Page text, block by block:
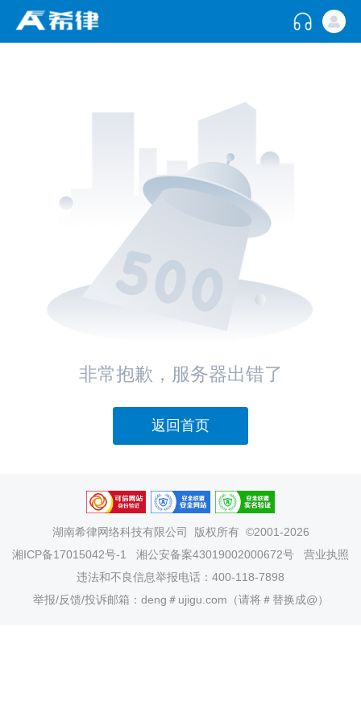
非常抱歉，服务器出错了
返回首页
湖南希律网络科技有限公司
版权所有 ©2001-2026
湘ICP备17015042号-1
湘公安备案43019002000672号
营业执照
违法和不良信息举报电话：400-118-7898
举报/反馈/投诉邮箱：deng＃ujigu.com（请将＃替换成@）